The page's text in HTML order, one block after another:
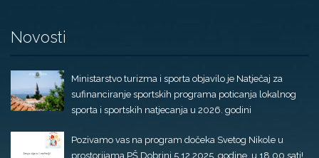
Novosti
Ministarstvo turizma i sporta objavilo je Natječaj za
sufinanciranje sportskih programa poticanja lokalnog
sporta i sportskih natjecanja u 2026. godini
Pozivamo vas na program dočeka Svetog Nikole u
prostorijama PŠ Dobrinj 5.12.2025. godine, u 18,00 sati!